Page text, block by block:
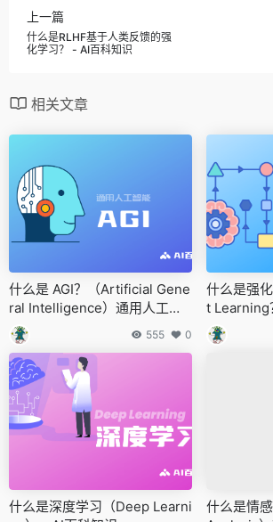
上一篇
什么是RLHF基于人类反馈的强
化学习？ - AI百科知识
相关文章
什么是 AGI？（Artificial Gene
ral Intelligence）通用人工智
能的定义和能力
555 0
什么是强
t Learning
和挑战 - AI
什么是深度学习（Deep Learni
什么是情